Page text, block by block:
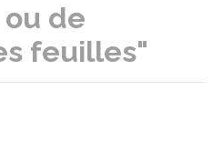
de
feuilles"